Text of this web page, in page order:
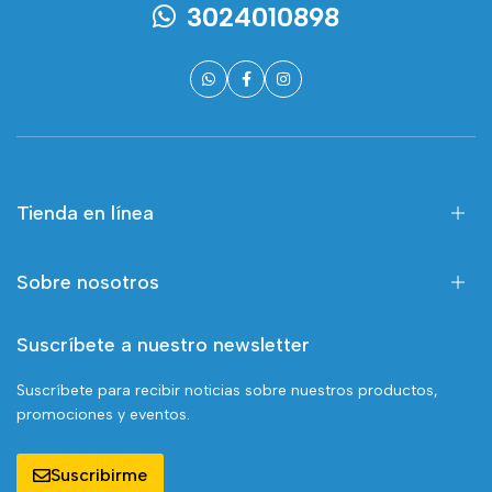
3024010898
Tienda en línea
Sobre nosotros
Suscríbete a nuestro newsletter
Suscríbete para recibir noticias sobre nuestros productos,
promociones y eventos.
Suscribirme